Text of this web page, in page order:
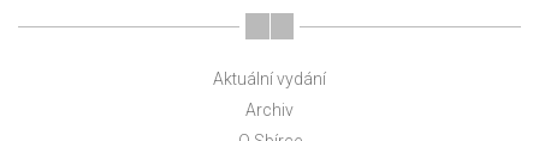
Aktuální vydání
Archiv